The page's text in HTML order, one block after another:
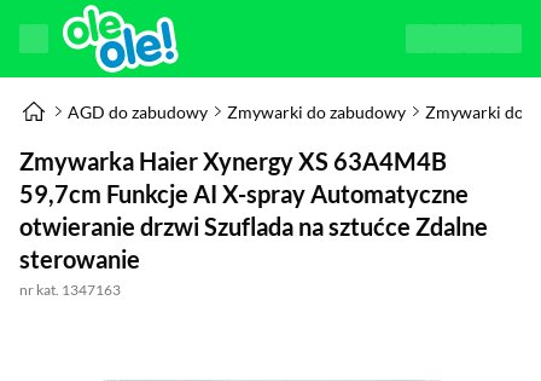
AGD do zabudowy Zmywarki do zabudowy Zmywarki do
Zmywarka Haier Xynergy XS 63A4M4B
59,7cm Funkcje AI X-spray Automatyczne
otwieranie drzwi Szuflada na sztućce Zdalne
sterowanie
nr kat. 1347163